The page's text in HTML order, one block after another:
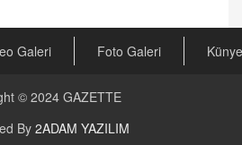
ÖZKALE
Başvuru Şartı
Galeri Foto Galeri Künye
© 2024 GAZETTE
By 2ADAM YAZILIM